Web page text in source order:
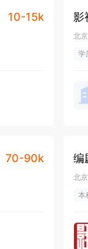
10-15k 影
北
学
70-90k 编
北
本